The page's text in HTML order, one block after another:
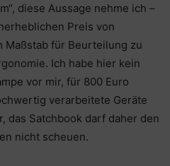
diese Aussage nehme ich –
Preis von
Maßstab für Beurteilung zu
Ich habe hier kein
vor mir, für 800 Euro
verarbeitete Geräte
das Satchbook darf daher den
nicht scheuen.